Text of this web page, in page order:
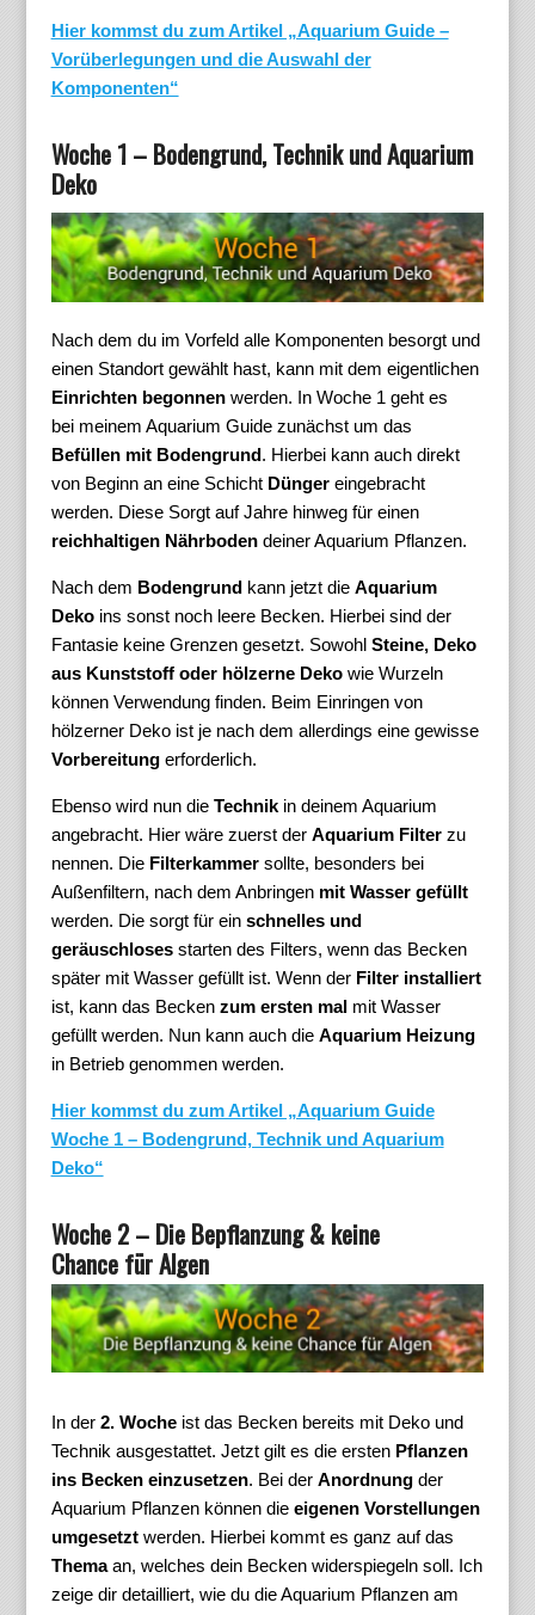
Hier kommst du zum Artikel „Aquarium Guide –
Vorüberlegungen und die Auswahl der
Komponenten“
Woche 1 – Bodengrund, Technik und Aquarium
Deko
Nach dem du im Vorfeld alle Komponenten besorgt und
einen Standort gewählt hast, kann mit dem eigentlichen
Einrichten begonnenwerden. In Woche 1 geht es
bei meinem Aquarium Guide zunächst um das
Befüllen mit Bodengrund. Hierbei kann auch direkt
von Beginn an eine Schicht Düngereingebracht
werden. Diese Sorgt auf Jahre hinweg für einen
reichhaltigen Nährbodendeiner Aquarium Pflanzen.
Nach dem Bodengrundkann jetzt die Aquarium
Dekoins sonst noch leere Becken. Hierbei sind der
Fantasie keine Grenzen gesetzt. Sowohl Steine, Deko
aus Kunststoff oder hölzerne Dekowie Wurzeln
können Verwendung finden. Beim Einringen von
hölzerner Deko ist je nach dem allerdings eine gewisse
Vorbereitungerforderlich.
Ebenso wird nun die Technikin deinem Aquarium
angebracht. Hier wäre zuerst der Aquarium Filterzu
nennen. Die Filterkammersollte, besonders bei
Außenfiltern, nach dem Anbringen mit Wasser gefüllt
werden. Die sorgt für ein schnelles und
geräuschlosesstarten des Filters, wenn das Becken
später mit Wasser gefüllt ist. Wenn der Filter installiert
ist, kann das Becken zum ersten malmit Wasser
gefüllt werden. Nun kann auch die Aquarium Heizung
in Betrieb genommen werden.
Hier kommst du zum Artikel „Aquarium Guide
Woche 1 – Bodengrund, Technik und Aquarium
Deko“
Woche 2 – Die Bepflanzung & keine
Chance für Algen
In der 2. Wocheist das Becken bereits mit Deko und
Technik ausgestattet. Jetzt gilt es die ersten Pflanzen
ins Becken einzusetzen. Bei der Anordnungder
Aquarium Pflanzen können die eigenen Vorstellungen
umgesetztwerden. Hierbei kommt es ganz auf das
Themaan, welches dein Becken widerspiegeln soll. Ich
zeige dir detailliert, wie du die Aquarium Pflanzen am